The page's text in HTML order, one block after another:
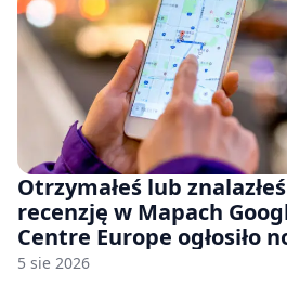
Otrzymałeś lub
recenzję w Mapach
Centre Europe ogłosiło
odwoławczą dla firm i
5 sie 2026